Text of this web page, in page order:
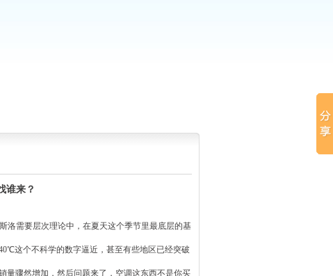
谁来？
洛需要层次理论中，在夏天这个季节里最底层的基
这个不科学的数字逼近，甚至有些地区已经突破
量骤然增加，然后问题来了，空调这东西不是你买